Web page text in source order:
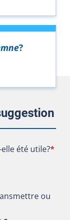
?
elle été utile?
été utile?*
ou